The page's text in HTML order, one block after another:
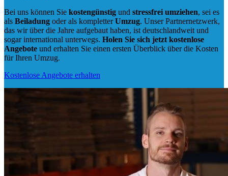
Bei uns können Sie kostengünstig und stressfrei umziehen, sei es
als Beiladung oder als kompletterUmzug. Unser Partnernetzwerk,
das wir über die Jahre aufgebaut haben, ist deutschlandweit und
sogar international unterwegs. Holen Sie sich jetzt kostenlose
Angebote und erhalten Sie einen ersten Überblick über die Kosten
für Ihren Umzug.
Kostenlose Angebote erhalten